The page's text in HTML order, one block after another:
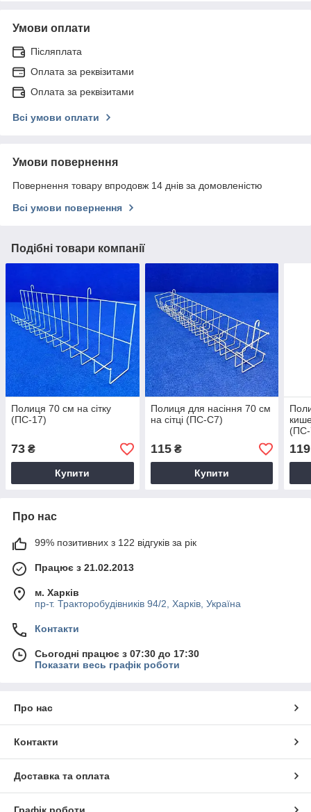
Умови оплати
Післяплата
Оплата за реквізитами
Оплата за реквізитами
Всі умови оплати
Умови повернення
Повернення товару впродовж 14 днів за домовленістю
Всі умови повернення
Подібні товари компанії
Полиця 70 см на сітку
(ПС-17)
73 ₴
Купити
Полиця для насіння 70 см
на сітці (ПС-C7)
115₴
Купити
119
Про нас
99% позитивних з 122 відгуків за рік
Працює з 21.02.2013
м. Харків
пр-т. Тракторобудівників 94/2, Харків, Україна
Контакти
Сьогодні працює з 07:30 до 17:30
Показати весь графік роботи
Про нас
Контакти
Доставка та оплата